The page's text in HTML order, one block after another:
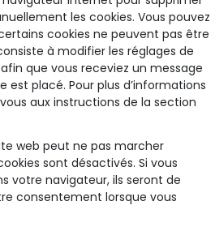
les cookies. Vous pouvez
cookies ne peuvent pas être
à modifier les réglages de
que vous receviez un message
est placé. Pour plus d’informations
aux instructions de la section
web peut ne pas marcher
sont désactivés. Si vous
votre navigateur, ils seront de
consentement lorsque vous